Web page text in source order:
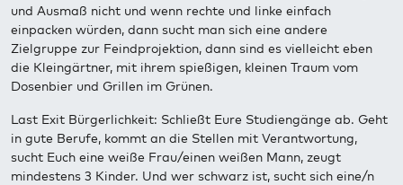
und Ausmaß nicht und wenn rechte und linke einfach
einpacken würden, dann sucht man sich eine andere
Zielgruppe zur Feindprojektion, dann sind es vielleicht eben
die Kleingärtner, mit ihrem spießigen, kleinen Traum vom
Dosenbier und Grillen im Grünen.
Last Exit Bürgerlichkeit: Schließt Eure Studiengänge ab. Geht
in gute Berufe, kommt an die Stellen mit Verantwortung,
sucht Euch eine weiße Frau/einen weißen Mann, zeugt
mindestens 3 Kinder. Und wer schwarz ist, sucht sich eine/n